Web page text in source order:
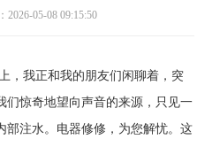
2026-05-08 09:15:50
，我正和我的朋友们闲聊着，突
们惊奇地望向声音的来源，只见一
部注水。电器修修，为您解忧。这